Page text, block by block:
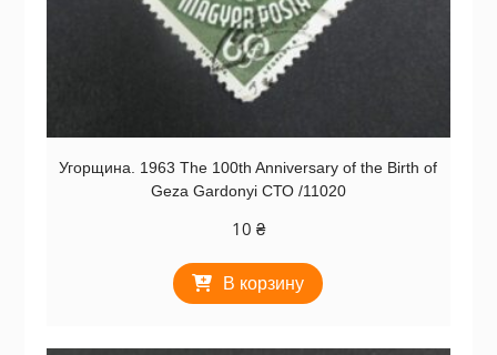
Угорщина. 1963 The 100th Anniversary of the Birth of
Geza Gardonyi СТО /11020
10 ₴
В корзину